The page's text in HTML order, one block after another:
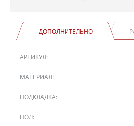
ДОПОЛНИТЕЛЬНО
АРТИКУЛ:
МАТЕРИАЛ:
ПОДКЛАДКА:
ПОЛ: